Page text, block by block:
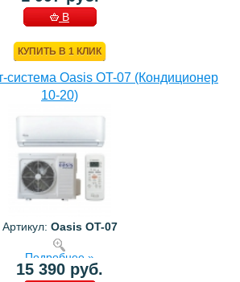
В
КУПИТЬ В 1 КЛИК
система Oasis OT-07 (Кондиционер
10-20)
Артикул: Oasis OT-07
Подробнее »
15 390 руб.